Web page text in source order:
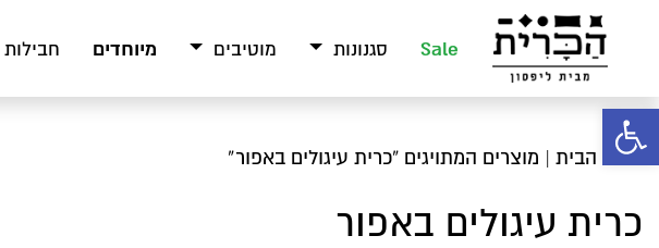
פתח סרגל נגישות
Sale סגנונות מוטיבים מיוחדים חבילות
עמוד הבית | מוצרים המתויגים “כרית עיגולים באפור”
כרית עיגולים באפור